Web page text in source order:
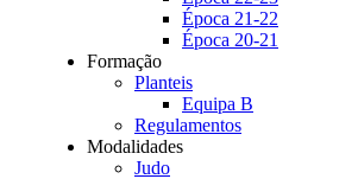
Época 21-22
Época 20-21
Formação
Planteis
Equipa B
Regulamentos
Modalidades
Judo